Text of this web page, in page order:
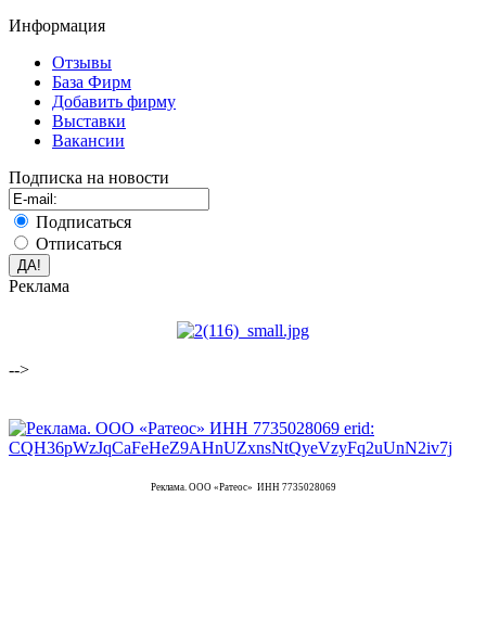
Информация
Отзывы
База Фирм
Добавить фирму
Выставки
Вакансии
Подписка на новости
Подписаться
Отписаться
Реклама
-->
Реклама. ООО «Ратеос» ИНН 7735028069